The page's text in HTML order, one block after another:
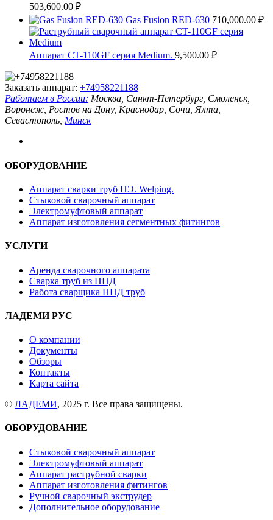
503,600.00 ₽
Gas Fusion RED-630 710,000.00 ₽
Аппарат CT-110GF серия Medium. 9,500.00 ₽
Заказать аппарат: +74958221188
Работаем в России: Москва, Санкт-Петербург, Смоленск,
Воронеж, Ростов на Дону, Краснодар, Сочи, Ялта,
Севастополь, Минск
ОБОРУДОВАНИЕ
Аппарат сварки труб ПЭ. Welping.
Стыковой сварочный аппарат
Электромуфтовый аппарат
Аппарат изготовления сегментных фитингов
УСЛУГИ
Аренда сварочного аппарата
Сварка труб из ПНД
Работа сварщика ПНД труб
ЛАДЕМИ РУС
О компании
Документы
Обзоры
Контакты
Карта сайта
© ЛАДЕМИ, 2025 г. Все права защищены.
ОБОРУДОВАНИЕ
Стыковой сварочный аппарат
Электромуфтовый аппарат
Аппарат раструбной сварки
Аппарат изготовления фитингов
Ручной сварочный экструдер
Дополнительное оборудование